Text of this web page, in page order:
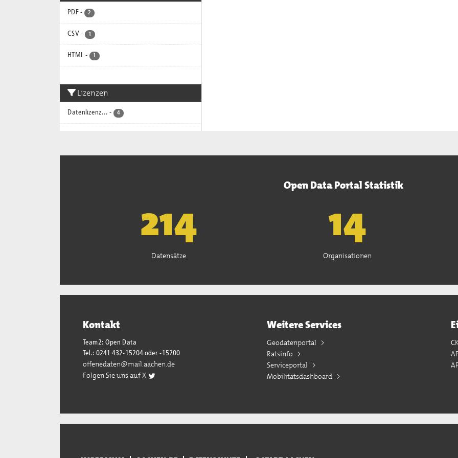
PDF - 2
CSV - 1
HTML - 1
Lizenzen
Datenlizenz... - 4
Open Data Portal Statistik
221
Datensätze
15
Organisationen
Kontakt
Team2: Open Data
Tel.: 0241 432-15204 oder -15200
offenedaten@mail.aachen.de
Folgen Sie uns auf X
Weitere Services
Geodatenportal
Ratsinfo
Serviceportal
Mobilitätsdashboard